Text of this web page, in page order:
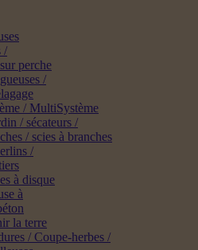
/
perche
/
/ MultiSystème
/ sécateurs /
/ scies à branches
/
à disque
à
la terre
/ Coupe-herbes /